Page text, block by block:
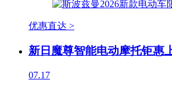
优惠直达 >
新日魔尊智能电动摩托钜惠
07.17